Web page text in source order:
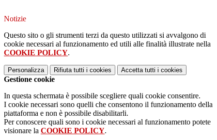
Notizie
Questo sito o gli strumenti terzi da questo utilizzati si avvalgono di
cookie necessari al funzionamento ed utili alle finalità illustrate nella
COOKIE POLICY.
Personalizza Rifiuta tutti i cookies Accetta tutti i cookies
Gestione cookie
In questa schermata è possibile scegliere quali cookie consentire.
I cookie necessari sono quelli che consentono il funzionamento della
piattaforma e non è possibile disabilitarli.
Per conoscere quali sono i cookie necessari al funzionamento potete
visionare la COOKIE POLICY.